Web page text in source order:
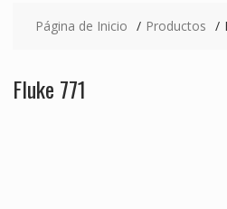
Página de Inicio Productos
Fluke 771